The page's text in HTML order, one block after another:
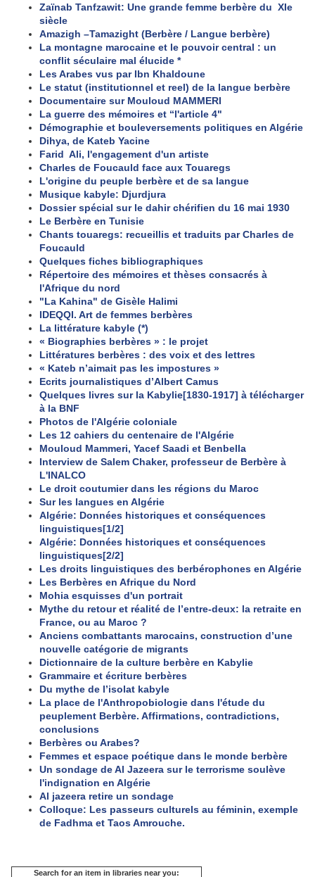
Zaïnab Tanfzawit: Une grande femme berbère du XIe
siècle
Amazigh –Tamazight (Berbère / Langue berbère)
La montagne marocaine et le pouvoir central : un
conflit séculaire mal élucide *
Les Arabes vus par Ibn Khaldoune
Le statut (institutionnel et reel) de la langue berbère
Documentaire sur Mouloud MAMMERI
La guerre des mémoires et “l'article 4"
Démographie et bouleversements politiques en Algérie
Dihya, de Kateb Yacine
Farid Ali, l'engagement d'un artiste
Charles de Foucauld face aux Touaregs
L'origine du peuple berbère et de sa langue
Musique kabyle: Djurdjura
Dossier spécial sur le dahir chérifien du 16 mai 1930
Le Berbère en Tunisie
Chants touaregs: recueillis et traduits par Charles de
Foucauld
Quelques fiches bibliographiques
Répertoire des mémoires et thèses consacrés à
l'Afrique du nord
"La Kahina" de Gisèle Halimi
IDEQQI. Art de femmes berbères
La littérature kabyle (*)
« Biographies berbères » : le projet
Littératures berbères : des voix et des lettres
« Kateb n’aimait pas les impostures »
Ecrits journalistiques d’Albert Camus
Quelques livres sur la Kabylie[1830-1917] à télécharger
à la BNF
Photos de l'Algérie coloniale
Les 12 cahiers du centenaire de l'Algérie
Mouloud Mammeri, Yacef Saadi et Benbella
Interview de Salem Chaker, professeur de Berbère à
L'INALCO
Le droit coutumier dans les régions du Maroc
Sur les langues en Algérie
Algérie: Données historiques et conséquences
linguistiques[1/2]
Algérie: Données historiques et conséquences
linguistiques[2/2]
Les droits linguistiques des berbérophones en Algérie
Les Berbères en Afrique du Nord
Mohia esquisses d'un portrait
Mythe du retour et réalité de l’entre-deux: la retraite en
France, ou au Maroc ?
Anciens combattants marocains, construction d’une
nouvelle catégorie de migrants
Dictionnaire de la culture berbère en Kabylie
Grammaire et écriture berbères
Du mythe de l’isolat kabyle
La place de l'Anthropobiologie dans l'étude du
peuplement Berbère. Affirmations, contradictions,
conclusions
Berbères ou Arabes?
Femmes et espace poétique dans le monde berbère
Un sondage de Al Jazeera sur le terrorisme soulève
l'indignation en Algérie
Al jazeera retire un sondage
Colloque: Les passeurs culturels au féminin, exemple
de Fadhma et Taos Amrouche.
Search for an item in libraries near you: